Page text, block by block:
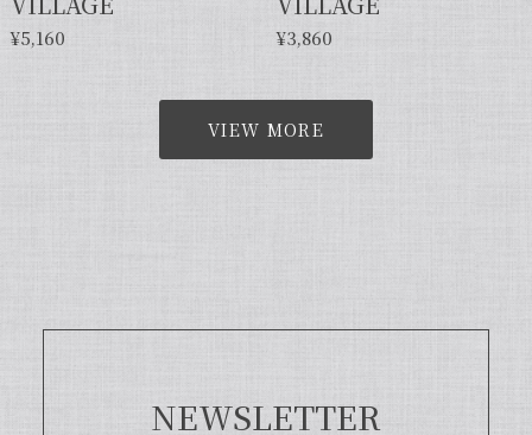
¥5,160 ¥3,860
VIEW MORE
NEWSLETTER